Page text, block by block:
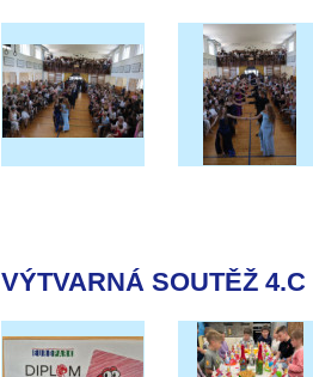
VÝTVARNÁ SOUTĚŽ 4.C